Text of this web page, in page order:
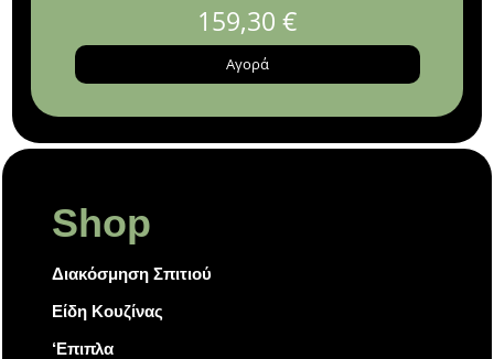
159,30 €
Αγορά
Shop
Διακόσμηση Σπιτιού
Είδη Κουζίνας
‘Επιπλα